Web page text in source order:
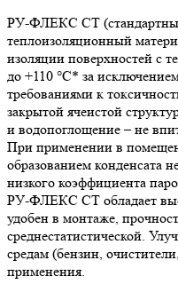
РУ-ФЛЕКС СТ
теплоизоляционный
изоляции поверхностей с
до +110 °С* за
требованиями к
закрытой ячеистой
и водопоглощение – не
При применении в
образованием конденсата
низкого коэффициента
РУ-ФЛЕКС СТ обладает
удобен в монтаже,
среднестатистической.
средам (бензин,
применения.